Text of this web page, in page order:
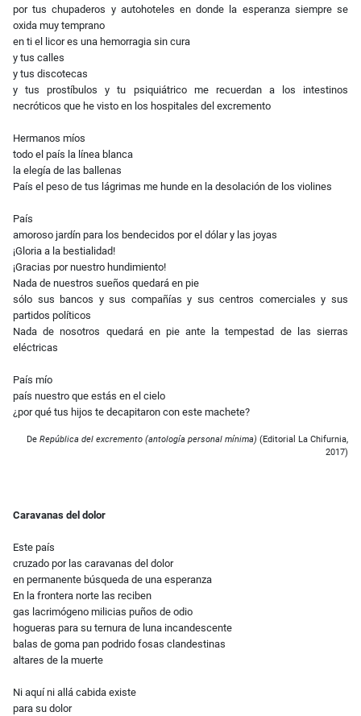
por tus chupaderos y autohoteles en donde la esperanza siempre se
oxida muy temprano
en ti el licor es una hemorragia sin cura
y tus calles
y tus discotecas
y tus prostíbulos y tu psiquiátrico me recuerdan a los intestinos
necróticos que he visto en los hospitales del excremento
Hermanos míos
todo el país la línea blanca
la elegía de las ballenas
País el peso de tus lágrimas me hunde en la desolación de los violines
País
amoroso jardín para los bendecidos por el dólar y las joyas
¡Gloria a la bestialidad!
¡Gracias por nuestro hundimiento!
Nada de nuestros sueños quedará en pie
sólo sus bancos y sus compañías y sus centros comerciales y sus
partidos políticos
Nada de nosotros quedará en pie ante la tempestad de las sierras
eléctricas
País mío
país nuestro que estás en el cielo
¿por qué tus hijos te decapitaron con este machete?
De República del excremento (antología personal mínima) (Editorial La Chifurnia,
2017)
Caravanas del dolor
Este país
cruzado por las caravanas del dolor
en permanente búsqueda de una esperanza
En la frontera norte las reciben
gas lacrimógeno milicias puños de odio
hogueras para su ternura de luna incandescente
balas de goma pan podrido fosas clandestinas
altares de la muerte
Ni aquí ni allá cabida existe
para su dolor